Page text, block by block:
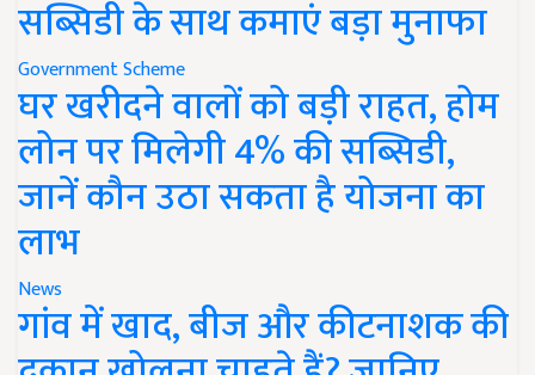
सब्सिडी के साथ कमाएं बड़ा मुनाफा
Government Scheme
घर खरीदने वालों को बड़ी राहत, होम
लोन पर मिलेगी 4% की सब्सिडी,
जानें कौन उठा सकता है योजना का
लाभ
News
गांव में खाद, बीज और कीटनाशक की